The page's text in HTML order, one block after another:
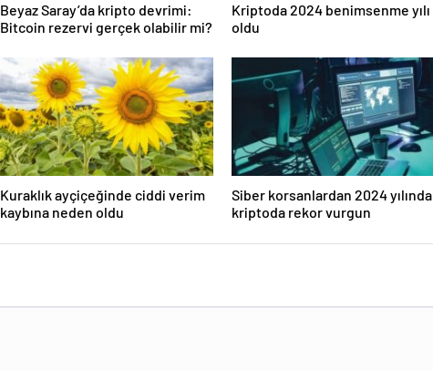
Beyaz Saray’da kripto devrimi:
Bitcoin rezervi gerçek olabilir mi?
Kriptoda 2024 benimsenme yılı
oldu
Kuraklık ayçiçeğinde ciddi verim
kaybına neden oldu
Siber korsanlardan 2024 yılında
kriptoda rekor vurgun